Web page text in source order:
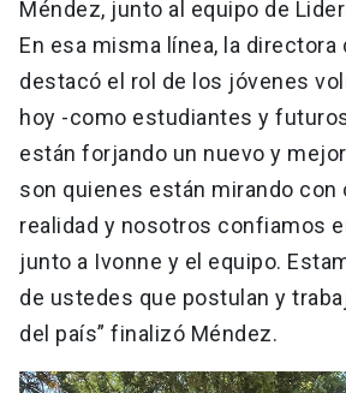
Méndez, junto al equipo de
En esa misma línea, la directora
destacó el rol de los jóvenes
hoy -como estudiantes y
están forjando un nuevo y
son quienes están mirando
realidad y nosotros confiamos
junto a Ivonne y el equipo.
de ustedes que postulan y
del país” finalizó Méndez.